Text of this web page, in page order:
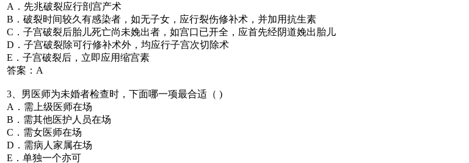
A．先兆破裂应行剖宫产术
B．破裂时间较久有感染者，如无子女，应行裂伤修补术，并加用抗生素
C．子宫破裂后胎儿死亡尚未娩出者，如宫口已开全，应首先经阴道娩出胎儿
D．子宫破裂除可行修补术外，均应行子宫次切除术
E．子宫破裂后，立即应用缩宫素
答案：A
3、男医师为未婚者检查时，下面哪一项最合适（ )
A．需上级医师在场
B．需其他医护人员在场
C．需女医师在场
D．需病人家属在场
E．单独一个亦可